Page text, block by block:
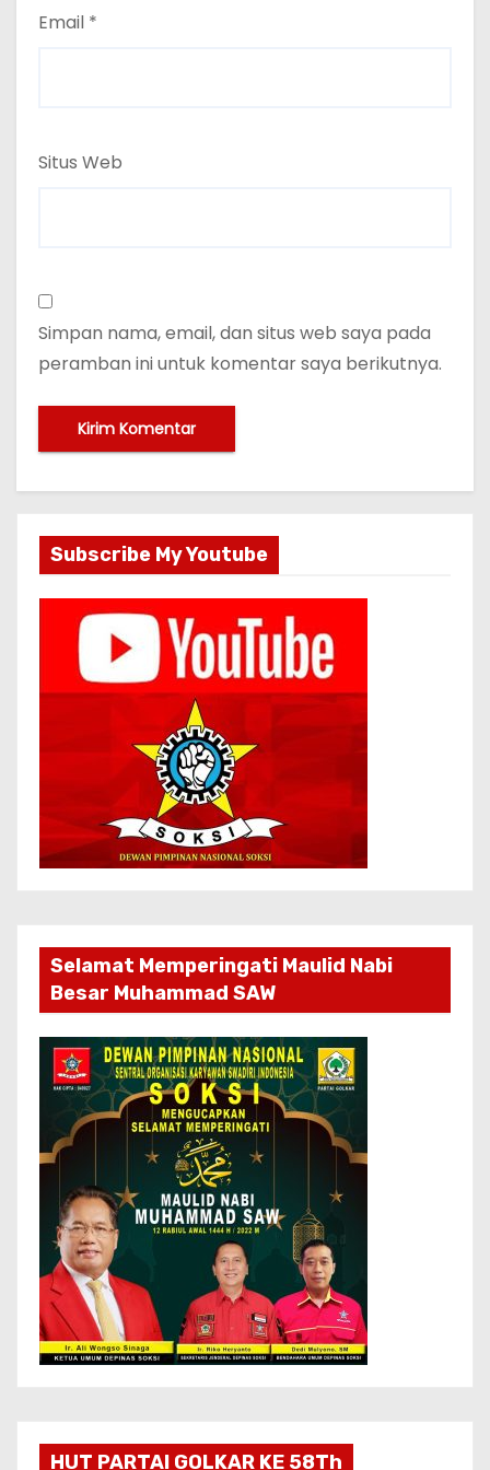
Email *
Situs Web
Simpan nama, email, dan situs web saya pada
peramban ini untuk komentar saya berikutnya.
Subscribe My Youtube
Selamat Memperingati Maulid Nabi
Besar Muhammad SAW
HUT PARTAI GOLKAR KE 58Th